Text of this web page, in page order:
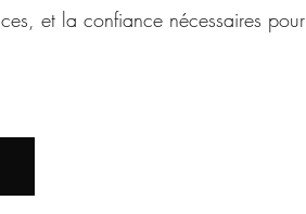
et la confiance nécessaires pour